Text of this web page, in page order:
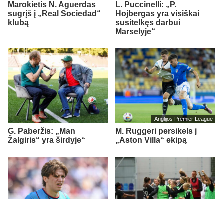
Marokietis N. Aguerdas
sugrįš į „Real Sociedad“
klubą
L. Puccinelli: „P.
Hojbergas yra visiškai
susitelkęs darbui
Marselyje“
G. Paberžis: „Man
Žalgiris“ yra širdyje“
Anglijos Premier League
M. Ruggeri persikels į
„Aston Villa“ ekipą